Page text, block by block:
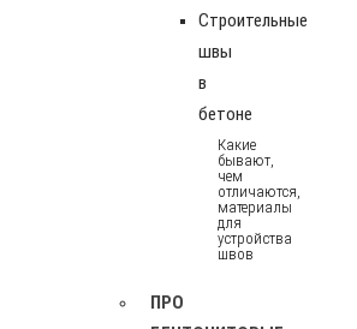
Строительные
швы
в
бетоне
Какие
бывают,
чем
отличаются,
материалы
для
устройства
швов
ПРО